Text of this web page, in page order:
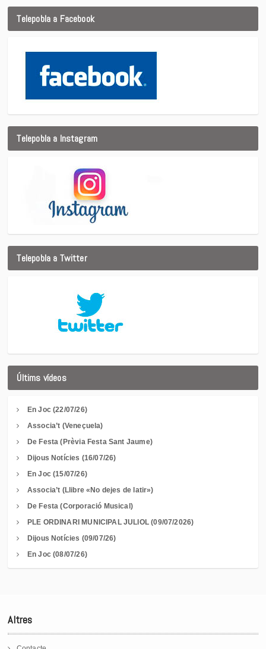
Telepobla a Facebook
Telepobla a Instagram
Telepobla a Twitter
Últims vídeos
En Joc (22/07/26)
Associa’t (Veneçuela)
De Festa (Prèvia Festa Sant Jaume)
Dijous Notícies (16/07/26)
En Joc (15/07/26)
Associa’t (Llibre «No dejes de latir»)
De Festa (Corporació Musical)
PLE ORDINARI MUNICIPAL JULIOL (09/07/2026)
Dijous Notícies (09/07/26)
En Joc (08/07/26)
Altres